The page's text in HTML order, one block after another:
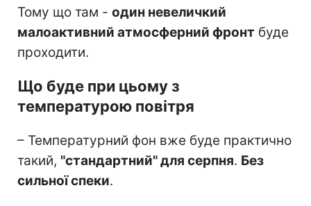
Тому що там - один невеличкий
малоактивний атмосферний фронт буде
проходити.
Що буде при цьому з
температурою повітря
– Температурний фон вже буде практично
такий, "стандартний" для серпня. Без
сильної спеки.